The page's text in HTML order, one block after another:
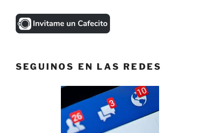
SEGUINOS EN LAS REDES